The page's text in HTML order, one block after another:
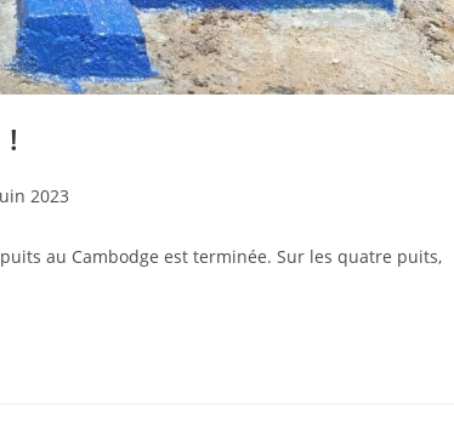
2023
au Cambodge est terminée. Sur les quatre puits,